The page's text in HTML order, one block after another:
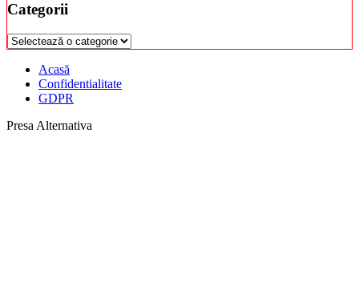
Categorii
Categorii
Acasă
Confidentialitate
GDPR
Presa Alternativa